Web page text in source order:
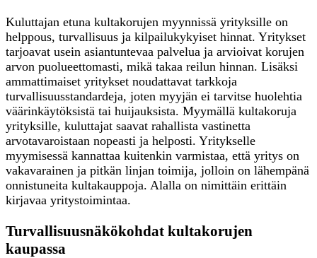
Kuluttajan etuna kultakorujen myynnissä yrityksille on
helppous, turvallisuus ja kilpailukykyiset hinnat. Yritykset
tarjoavat usein asiantuntevaa palvelua ja arvioivat korujen
arvon puolueettomasti, mikä takaa reilun hinnan. Lisäksi
ammattimaiset yritykset noudattavat tarkkoja
turvallisuusstandardeja, joten myyjän ei tarvitse huolehtia
väärinkäytöksistä tai huijauksista. Myymällä kultakoruja
yrityksille, kuluttajat saavat rahallista vastinetta
arvotavaroistaan nopeasti ja helposti. Yritykselle
myymisessä kannattaa kuitenkin varmistaa, että yritys on
vakavarainen ja pitkän linjan toimija, jolloin on lähempänä
onnistuneita kultakauppoja. Alalla on nimittäin erittäin
kirjavaa yritystoimintaa.
Turvallisuusnäkökohdat kultakorujen
kaupassa